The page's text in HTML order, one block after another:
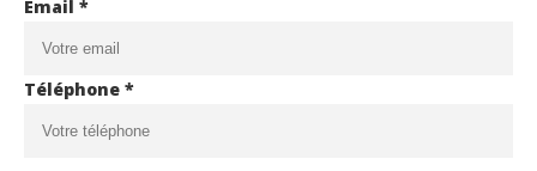
Email *
Téléphone *